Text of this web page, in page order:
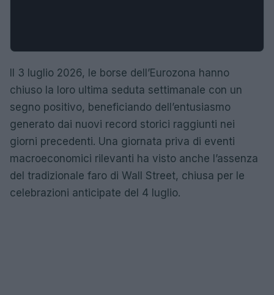
Il 3 luglio 2026, le borse dell’Eurozona hanno
chiuso la loro ultima seduta settimanale con un
segno positivo, beneficiando dell’entusiasmo
generato dai nuovi record storici raggiunti nei
giorni precedenti. Una giornata priva di eventi
macroeconomici rilevanti ha visto anche l’assenza
del tradizionale faro di Wall Street, chiusa per le
celebrazioni anticipate del 4 luglio.